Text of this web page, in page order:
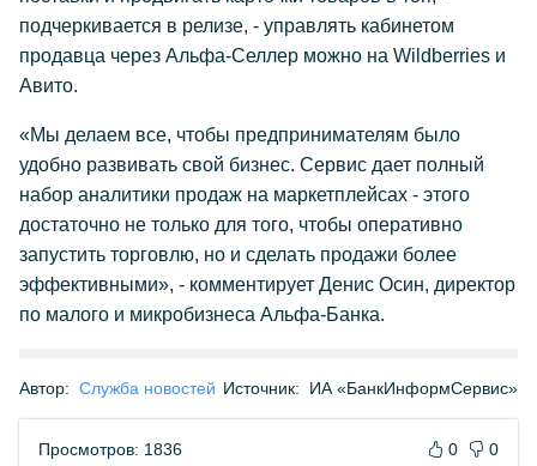
подчеркивается в релизе, - управлять кабинетом
продавца через Альфа-Селлер можно на Wildberries и
Авито.
«Мы делаем все, чтобы предпринимателям было
удобно развивать свой бизнес. Сервис дает полный
набор аналитики продаж на маркетплейсах - этого
достаточно не только для того, чтобы оперативно
запустить торговлю, но и сделать продажи более
эффективными», - комментирует Денис Осин, директор
по малого и микробизнеса Альфа-Банка.
Автор: Служба новостей Источник: ИА «БанкИнформСервис»
Просмотров: 1836 0 0